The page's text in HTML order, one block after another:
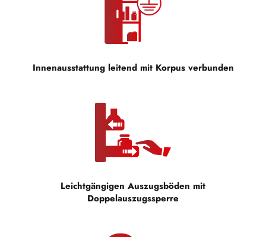
Innenausstattung leitend mit Korpus verbunden
Leichtgängigen Auszugsböden mit
Doppelauszugssperre